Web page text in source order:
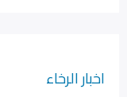
اخبار الرخاء